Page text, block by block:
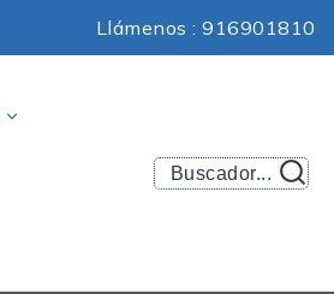
Llámenos : 916901810
Buscador...